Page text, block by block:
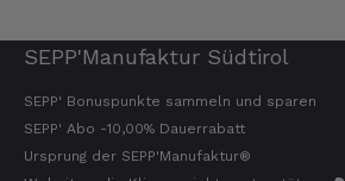
SEPP'Manufaktur Südtirol
SEPP' Bonuspunkte sammeln und sparen
SEPP' Abo -10,00% Dauerrabatt
Ursprung der SEPP'Manufaktur®